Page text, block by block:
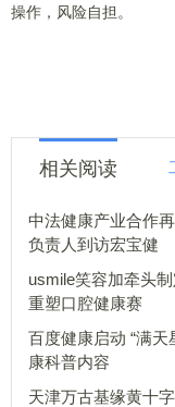
操作，风险自担。
相关阅读
中法健康产业合作
负责人到访宏宝健
usmile笑容加牵头
重塑口腔健康赛
百度健康启动 “满
康科普内容
天津万古基缘黄十